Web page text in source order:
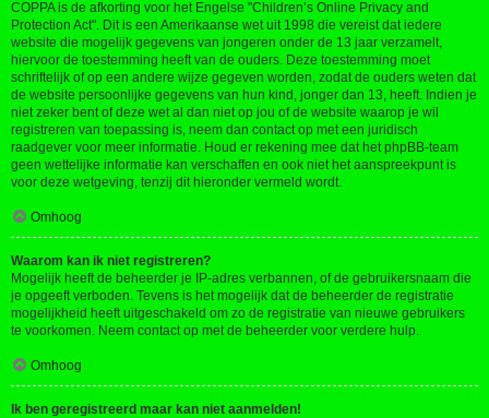
COPPA is de afkorting voor het Engelse "Children’s Online Privacy and
Protection Act". Dit is een Amerikaanse wet uit 1998 die vereist dat iedere
website die mogelijk gegevens van jongeren onder de 13 jaar verzamelt,
hiervoor de toestemming heeft van de ouders. Deze toestemming moet
schriftelijk of op een andere wijze gegeven worden, zodat de ouders weten dat
de website persoonlijke gegevens van hun kind, jonger dan 13, heeft. Indien je
niet zeker bent of deze wet al dan niet op jou of de website waarop je wil
registreren van toepassing is, neem dan contact op met een juridisch
raadgever voor meer informatie. Houd er rekening mee dat het phpBB-team
geen wettelijke informatie kan verschaffen en ook niet het aanspreekpunt is
voor deze wetgeving, tenzij dit hieronder vermeld wordt.
Omhoog
Waarom kan ik niet registreren?
Mogelijk heeft de beheerder je IP-adres verbannen, of de gebruikersnaam die
je opgeeft verboden. Tevens is het mogelijk dat de beheerder de registratie
mogelijkheid heeft uitgeschakeld om zo de registratie van nieuwe gebruikers
te voorkomen. Neem contact op met de beheerder voor verdere hulp.
Omhoog
Ik ben geregistreerd maar kan niet aanmelden!